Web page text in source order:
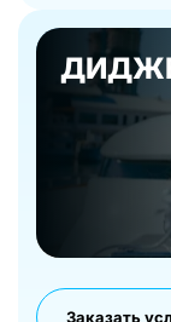
Заказать